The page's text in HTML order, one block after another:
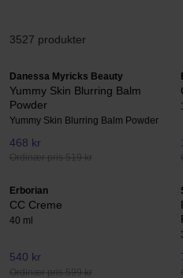
3527 produkter
Danessa Myricks Beauty
Yummy Skin Blurring Balm
Powder
Yummy Skin Blurring Balm Powder
468 kr
Ordinær pris 519 kr
Erborian
CC Creme
40 ml
540 kr
Ordinær pris 599 kr